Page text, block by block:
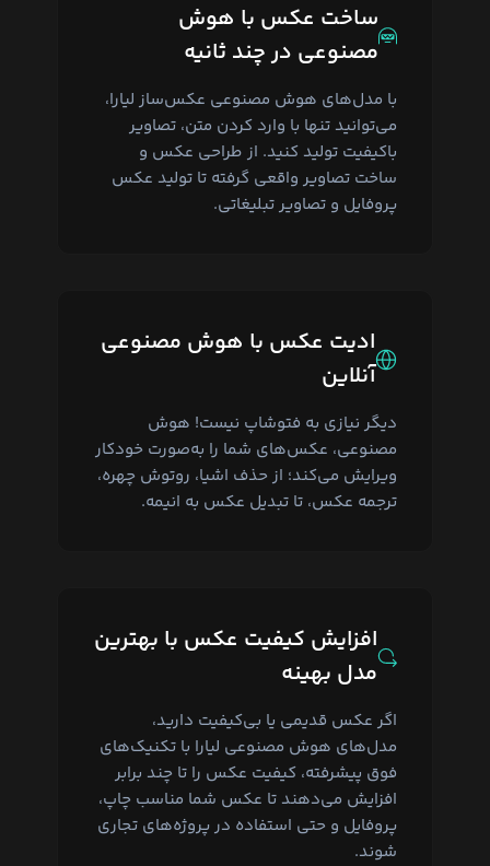
ساخت عکس با هوش
مصنوعی در چند ثانیه
با مدل‌های هوش مصنوعی عکس‌ساز لیارا،
می‌توانید تنها با وارد کردن متن، تصاویر
باکیفیت تولید کنید. از طراحی عکس و
ساخت تصاویر واقعی گرفته تا تولید عکس
پروفایل و تصاویر تبلیغاتی.
ادیت عکس با هوش مصنوعی
آنلاین
دیگر نیازی به فتوشاپ نیست! هوش
مصنوعی، عکس‌های شما را به‌صورت خودکار
ویرایش می‌کند؛ از حذف اشیا، روتوش چهره،
ترجمه عکس، تا تبدیل عکس به انیمه.
افزایش کیفیت عکس با بهترین
مدل بهینه
اگر عکس قدیمی یا بی‌کیفیت دارید،
مدل‌های هوش مصنوعی لیارا با تکنیک‌های
فوق پیشرفته، کیفیت عکس را تا چند برابر
افزایش می‌دهند تا عکس شما مناسب چاپ،
پروفایل و حتی استفاده در پروژه‌های تجاری
شوند.